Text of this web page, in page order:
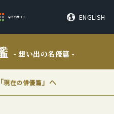
全てのサイト ENGLISH
- 想い出の名優篇 -
現在の俳優篇」へ